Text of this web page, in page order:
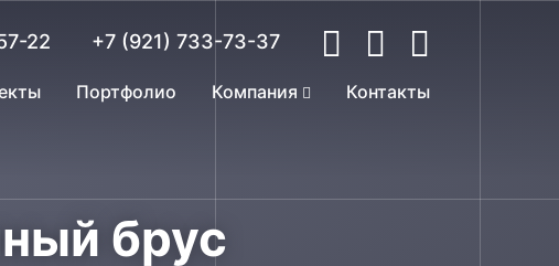
22 +7 (921) 733-73-37
Портфолио Компания Контакты
брус